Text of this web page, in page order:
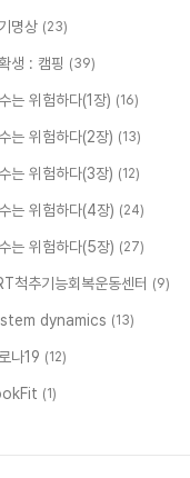
명상 (23)
생 : 캠핑 (39)
는 위험하다(1장) (16)
는 위험하다(2장) (13)
는 위험하다(3장) (12)
는 위험하다(4장) (24)
는 위험하다(5장) (27)
척추기능회복운동센터 (9)
dynamics (13)
나19 (12)
(1)